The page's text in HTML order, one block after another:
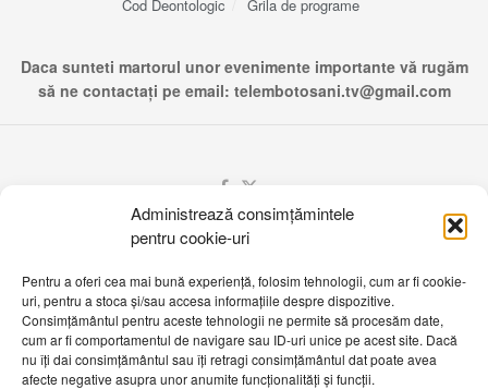
Administrează consimțămintele
pentru cookie-uri
Pentru a oferi cea mai bună experiență, folosim tehnologii, cum ar fi cookie-
uri, pentru a stoca și/sau accesa informațiile despre dispozitive.
Consimțământul pentru aceste tehnologii ne permite să procesăm date,
cum ar fi comportamentul de navigare sau ID-uri unice pe acest site. Dacă
nu îți dai consimțământul sau îți retragi consimțământul dat poate avea
afecte negative asupra unor anumite funcționalități și funcții.
Cod Deontologic
Grila de programe
Daca sunteti martorul unor evenimente importante vă rugăm
să ne contactați pe email: telembotosani.tv@gmail.com